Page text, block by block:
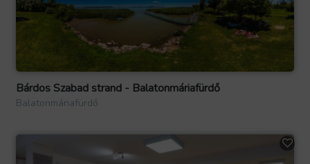
Bárdos Szabad strand - Balatonmáriafürdő
Balatonmáriafürdő